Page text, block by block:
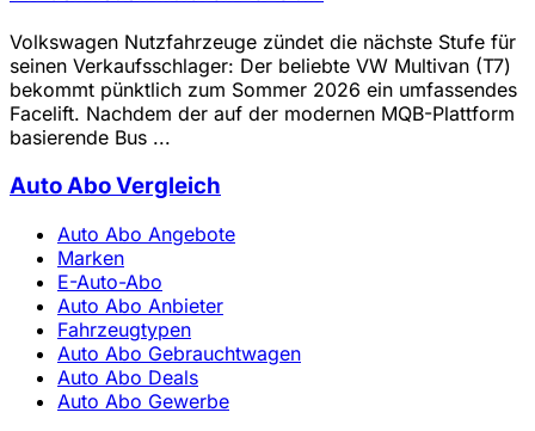
Volkswagen Nutzfahrzeuge zündet die nächste Stufe für
seinen Verkaufsschlager: Der beliebte VW Multivan (T7)
bekommt pünktlich zum Sommer 2026 ein umfassendes
Facelift. Nachdem der auf der modernen MQB-Plattform
basierende Bus ...
Auto Abo Vergleich
Auto Abo Angebote
Marken
E-Auto-Abo
Auto Abo Anbieter
Fahrzeugtypen
Auto Abo Gebrauchtwagen
Auto Abo Deals
Auto Abo Gewerbe